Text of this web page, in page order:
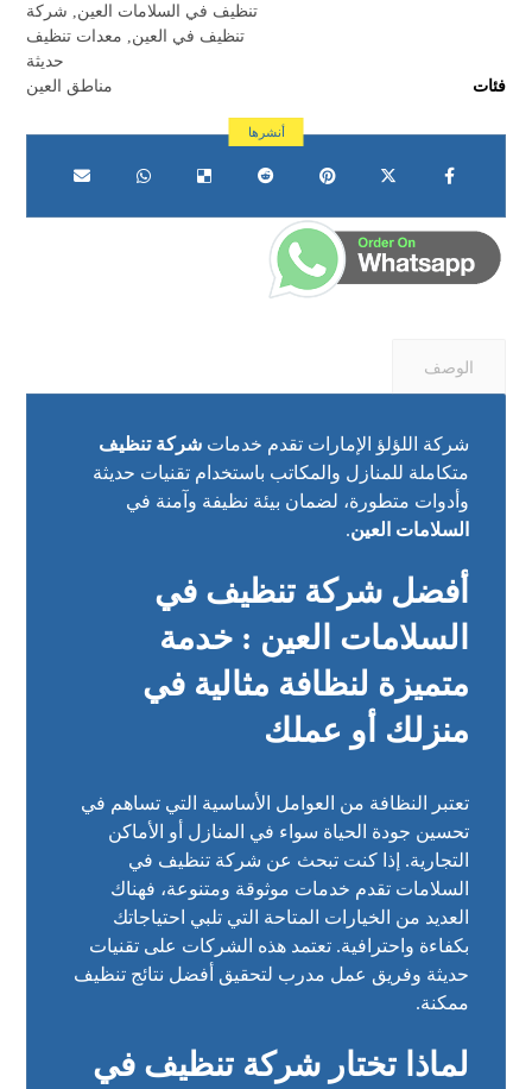
تنظيف في السلامات العين, شركة
تنظيف في العين, معدات تنظيف
حديثة
فئات
مناطق العين
الوصف
شركة اللؤلؤ الإمارات تقدم خدماتشركة تنظيف
متكاملة للمنازل والمكاتب باستخدام تقنيات حديثة
وأدوات متطورة، لضمان بيئة نظيفة وآمنة في
السلامات العين.
أفضل شركة تنظيف في
السلامات العين : خدمة
متميزة لنظافة مثالية في
منزلك أو عملك
تعتبر النظافة من العوامل الأساسية التي تساهم في
تحسين جودة الحياة سواء في المنازل أو الأماكن
التجارية. إذا كنت تبحث عن شركة تنظيف في
السلامات تقدم خدمات موثوقة ومتنوعة، فهناك
العديد من الخيارات المتاحة التي تلبي احتياجاتك
بكفاءة واحترافية. تعتمد هذه الشركات على تقنيات
حديثة وفريق عمل مدرب لتحقيق أفضل نتائج تنظيف
ممكنة.
لماذا تختار شركة تنظيف في